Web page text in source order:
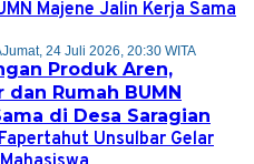
Jumat, 24 Juli 2026, 20:30 WITA
Produk Aren,
Rumah BUMN
di Desa Saragian